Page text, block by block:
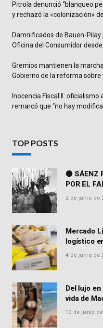
Pitrola denunció “blanqueo
y rechazó la «colonización»
Damnificados de Bauen-
Oficina del Consumidor
Gremios mantienen la
Gobierno de la reforma sobre
Inocencia Fiscal II:
remarcó que “no hay
TOP POSTS
⚫ SÁENZ
POR EL
2 de junio de
Mercado
logístico
900
4 de junio de
Del lujo
vida de
influencer
10 de junio